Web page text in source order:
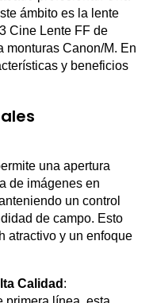
ámbito es la lente
Cine Lente FF de
monturas Canon/M. En
y beneficios
una apertura
de imágenes en
un control
de campo. Esto
atractivo y un enfoque
Calidad :